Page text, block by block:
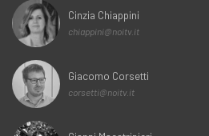
Cinzia Chiappini
chiappini@noitv.it
Giacomo Corsetti
corsetti@noitv.it